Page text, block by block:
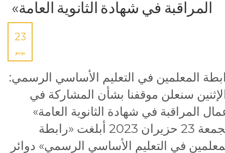
المراقبة في شهادة الثانوية العامة»
23
يونيو
المعلمين في التعليم الأساسي الرسمي:
سنعلن موقفنا بشأن المشاركة في
المراقبة في شهادة الثانوية العامة»
الجمعة 23 حزيران 2023 أبلغت «رابطة
في التعليم الأساسي الرسمي» دوائر